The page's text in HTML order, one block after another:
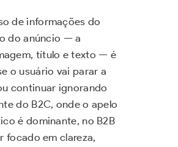
de informações do
do anúncio — a
título e texto — é
o usuário vai parar a
continuar ignorando
do B2C, onde o apelo
é dominante, no B2B
focado em clareza,